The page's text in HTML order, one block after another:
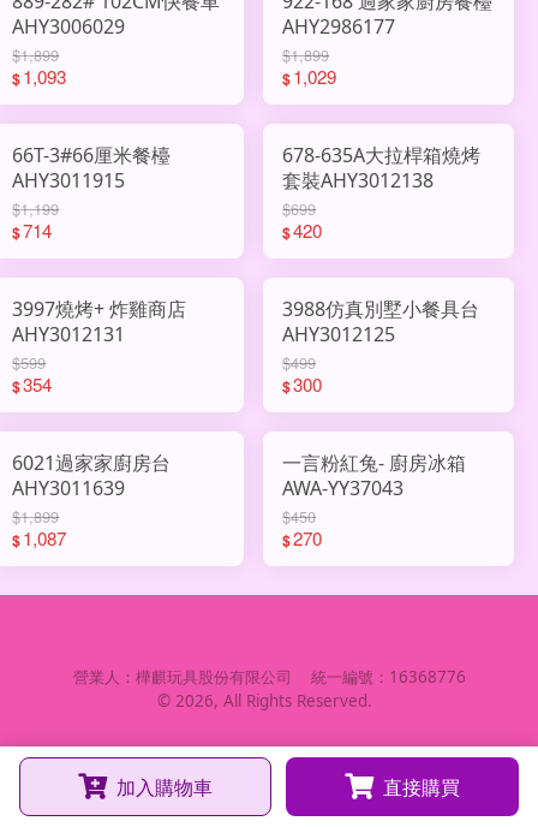
加入購物車 直接購買
AHY3006029
$1,899
$1,093
AHY2986177
$1,899
$1,029
66T-3#66厘米餐檯
AHY3011915
$1,199
$714
678-635A大拉桿箱燒烤
套裝AHY3012138
$699
$420
3997燒烤+ 炸雞商店
AHY3012131
$599
$354
3988仿真別墅小餐具台
AHY3012125
$499
$300
6021過家家廚房台
AHY3011639
$1,899
$1,087
一言粉紅兔- 廚房冰箱
AWA-YY37043
$450
$270
營業人： 樺麒玩具股份有限公司 統一編號： 16368776
© 2026, All Rights Reserved.